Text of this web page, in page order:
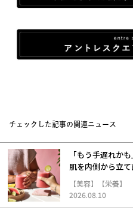
チェックした記事の関連ニュース
「もう手遅れか
肌を内側から立
【美容】【栄養】
2026.08.10